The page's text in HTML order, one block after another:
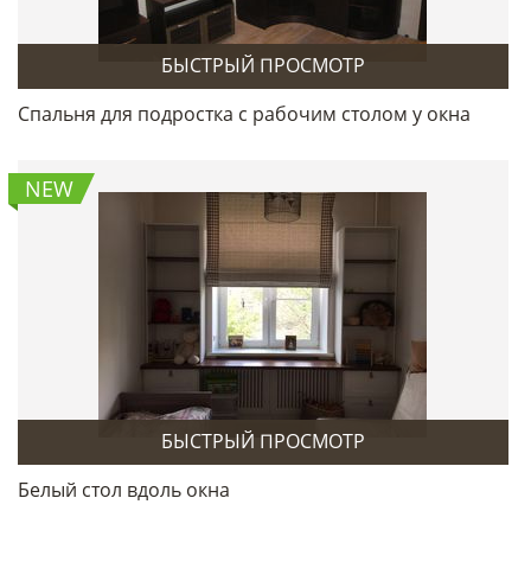
БЫСТРЫЙ ПРОСМОТР
Спальня для подростка с рабочим столом у окна
БЫСТРЫЙ ПРОСМОТР
Белый стол вдоль окна
NEW